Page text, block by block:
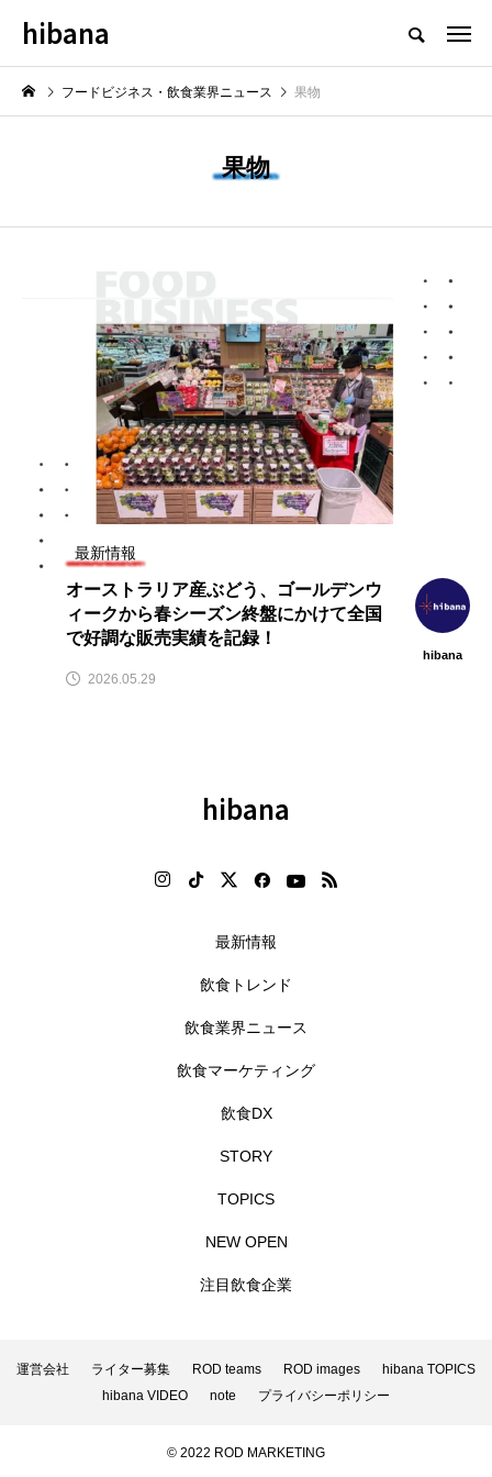
フードビジネス・飲食業界のニュースメディア
NEW POST
【ニューオープン情報】注目の飲
2026.08.07
飲食マーケティング
【2026年最新】注目の飲食店フ
hibana
フードビジネス・飲食業界ニュース 果物
果物
最新情報
オーストラリア産ぶどう、ゴールデンウ
ィークから春シーズン終盤にかけて全国
で好調な販売実績を記録！
hibana
2026.05.29
hibana
最新情報
飲食トレンド
飲食業界ニュース
飲食マーケティング
飲食DX
STORY
TOPICS
NEW OPEN
注目飲食企業
運営会社 ライター募集 ROD teams ROD images
hibana TOPICS
hibana VIDEO
note プライバシーポリシー
© 2022 ROD MARKETING